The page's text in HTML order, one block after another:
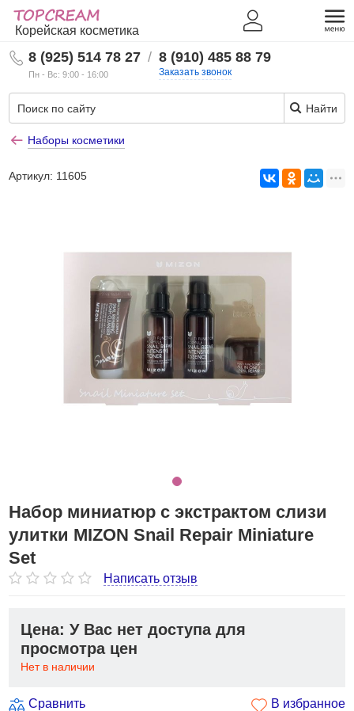
Корейская косметика
8 (925) 514 78 27
Пн - Вс: 9:00 - 16:00
/ 8 (910) 485 88 79
Заказать звонок
Найти
Наборы косметики
Артикул: 11605
Набор миниатюр с экстрактом слизи
улитки MIZON Snail Repair Miniature
Set
Написать отзыв
Цена: У Вас нет доступа для
просмотра цен
Нет в наличии
Сравнить В избранное